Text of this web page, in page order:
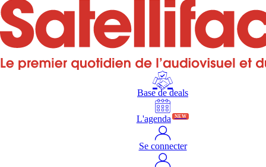
Base de deals
L'agenda NEW
Se connecter